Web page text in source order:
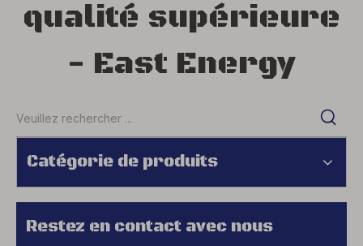
qualité supérieure
- East Energy
Catégorie de produits
Restez en contact avec nous